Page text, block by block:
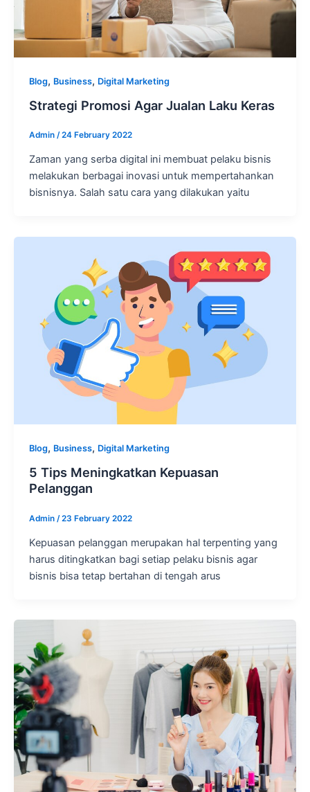
Blog, Business, Digital Marketing
Strategi Promosi Agar Jualan Laku Keras
Admin /24 February 2022
Zaman yang serba digital ini membuat pelaku bisnis
melakukan berbagai inovasi untuk mempertahankan
bisnisnya. Salah satu cara yang dilakukan yaitu
Blog, Business, Digital Marketing
5 Tips Meningkatkan Kepuasan
Pelanggan
Admin /23 February 2022
Kepuasan pelanggan merupakan hal terpenting yang
harus ditingkatkan bagi setiap pelaku bisnis agar
bisnis bisa tetap bertahan di tengah arus